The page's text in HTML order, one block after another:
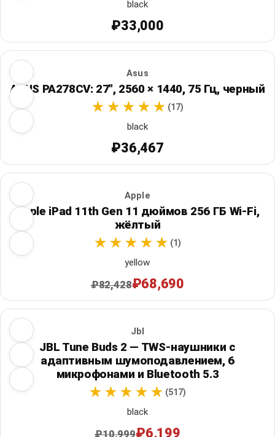
black
₽33,000
Asus
ASUS PA278CV: 27", 2560 × 1440, 75 Гц, черный
(17)
black
₽36,467
Apple
Apple iPad 11th Gen 11 дюймов 256 ГБ Wi‑Fi,
жёлтый
(1)
yellow
₽82,428₽68,690
Jbl
JBL Tune Buds 2 — TWS-наушники с
адаптивным шумоподавлением, 6
микрофонами и Bluetooth 5.3
(517)
black
₽10,999₽6,199